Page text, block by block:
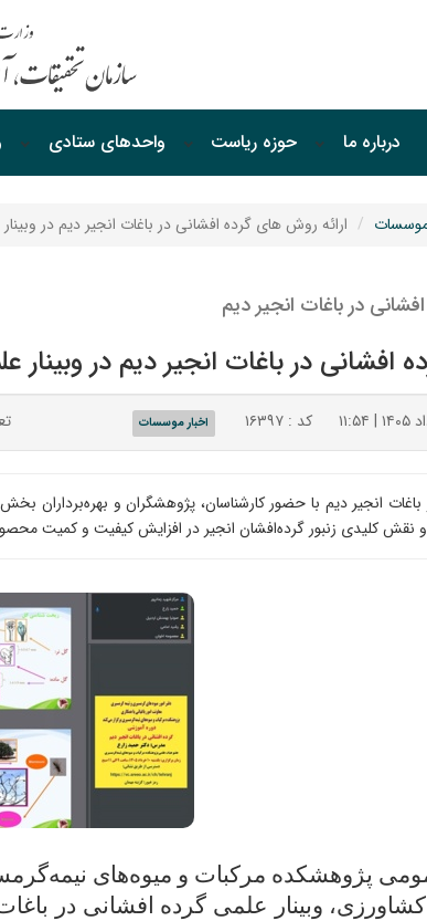
درباره ما حوزه ریاست واحدهای ستادی
موسسات ارائه روش های گرده افشانی در باغات انجیر دیم در
در باغات انجیر دیم
افشانی در باغات انجیر دیم در
کد : ۱۶۳۹۷ اخبار موسسات
باغات انجیر دیم با حضور کارشناسان، پژوهشگران و
کلیدی زنبور گرده‌افشان انجیر در افزایش کیفیت و کمیت
پژوهشکده مرکبات و میوه‌های
وبینار علمی گرده افشانی در